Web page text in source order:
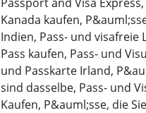
Kanada kaufen,
Indien, Pass- und
Pass kaufen, Pass- und
und Passkarte Irland,
sind dasselbe, Pass- und
Kaufen, P&auml;sse, die